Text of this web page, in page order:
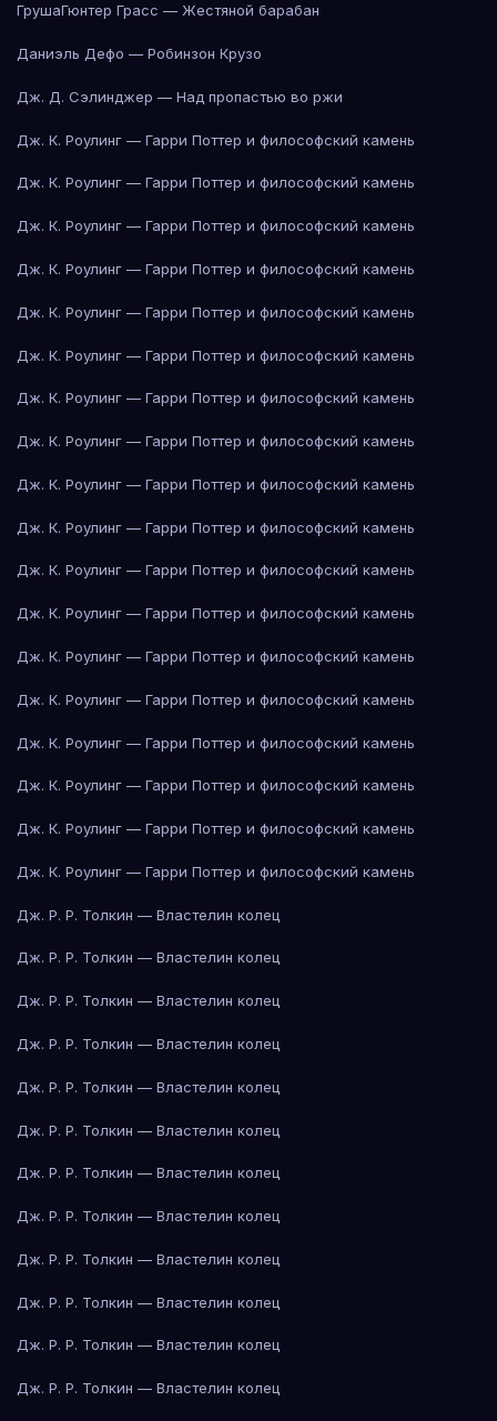
ГрушаГюнтер Грасс — Жестяной барабан
Даниэль Дефо — Робинзон Крузо
Дж. Д. Сэлинджер — Над пропастью во ржи
Дж. К. Роулинг — Гарри Поттер и философский камень
Дж. К. Роулинг — Гарри Поттер и философский камень
Дж. К. Роулинг — Гарри Поттер и философский камень
Дж. К. Роулинг — Гарри Поттер и философский камень
Дж. К. Роулинг — Гарри Поттер и философский камень
Дж. К. Роулинг — Гарри Поттер и философский камень
Дж. К. Роулинг — Гарри Поттер и философский камень
Дж. К. Роулинг — Гарри Поттер и философский камень
Дж. К. Роулинг — Гарри Поттер и философский камень
Дж. К. Роулинг — Гарри Поттер и философский камень
Дж. К. Роулинг — Гарри Поттер и философский камень
Дж. К. Роулинг — Гарри Поттер и философский камень
Дж. К. Роулинг — Гарри Поттер и философский камень
Дж. К. Роулинг — Гарри Поттер и философский камень
Дж. К. Роулинг — Гарри Поттер и философский камень
Дж. К. Роулинг — Гарри Поттер и философский камень
Дж. К. Роулинг — Гарри Поттер и философский камень
Дж. К. Роулинг — Гарри Поттер и философский камень
Дж. Р. Р. Толкин — Властелин колец
Дж. Р. Р. Толкин — Властелин колец
Дж. Р. Р. Толкин — Властелин колец
Дж. Р. Р. Толкин — Властелин колец
Дж. Р. Р. Толкин — Властелин колец
Дж. Р. Р. Толкин — Властелин колец
Дж. Р. Р. Толкин — Властелин колец
Дж. Р. Р. Толкин — Властелин колец
Дж. Р. Р. Толкин — Властелин колец
Дж. Р. Р. Толкин — Властелин колец
Дж. Р. Р. Толкин — Властелин колец
Дж. Р. Р. Толкин — Властелин колец